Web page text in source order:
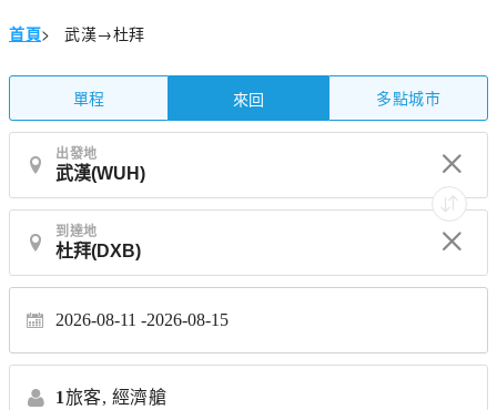
首頁> 武漢→杜拜
單程 來回 多點城市
出發地
到達地
2026-08-11 2026-08-15
1旅客, 經濟艙